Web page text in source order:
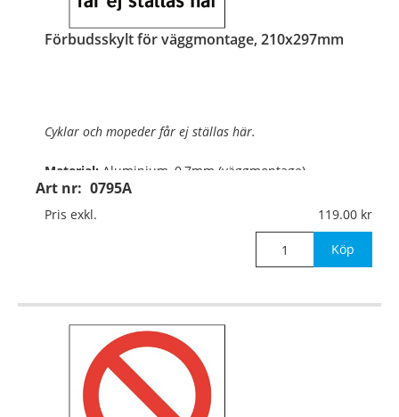
Förbudsskylt för väggmontage, 210x297mm
Art nr: 0795A
Cyklar och mopeder får ej ställas här.
Material: Aluminium, 0,7mm (väggmontage)
Mått:210x297mm
Pris exkl. 119.00
Köp